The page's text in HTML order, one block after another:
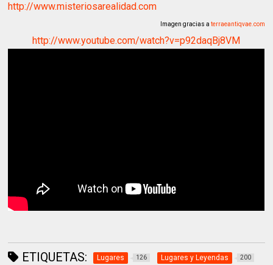
http://www.misteriosarealidad.com
Imagen gracias a terraeantiqvae.com
http://www.youtube.com/watch?v=p92daqBj8VM
ETIQUETAS: Lugares 126 Lugares y Leyendas 200